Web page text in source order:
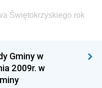
i Gospodarki
Świętokrzyskiego rok
Gminy w
2009r. w